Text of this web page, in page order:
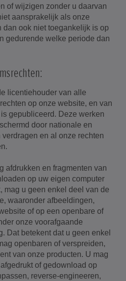
of wijzigen zonder u daarvan
aansprakelijk als onze
dan ook niet toegankelijk is op
gedurende welke periode dan
licentiehouder van alle
op onze website, en van
gepubliceerd. Deze werken
door nationale en
en al onze rechten
afdrukken en fragmenten van
op uw eigen computer
mag u geen enkel deel van de
waaronder afbeeldingen,
of op een openbare of
onze voorafgaande
Dat betekent dat u geen enkel
openbaren of verspreiden,
van onze producten. U mag
of gedownload op
reverse-engineeren,